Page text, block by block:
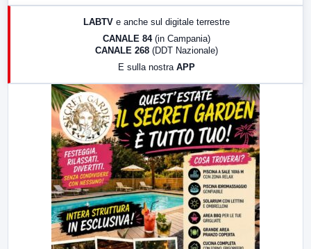
LabNews (replica)
LABTV e anche sul digitale terrestre
CANALE 84 (in Campania)
CANALE 268 (DDT Nazionale)
E sulla nostra APP